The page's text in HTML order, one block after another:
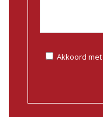
Akkoord met